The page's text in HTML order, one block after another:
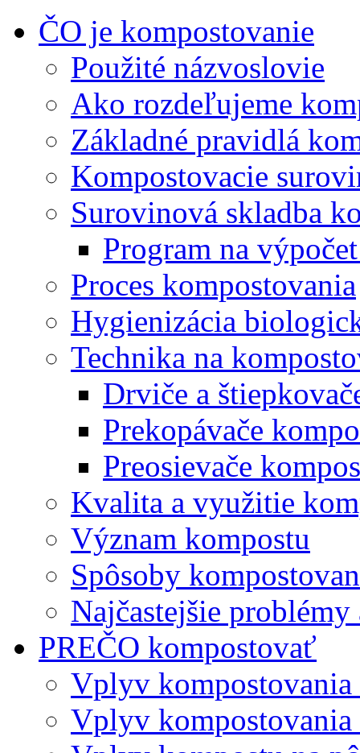
ČO je kompostovanie
Použité názvoslovie
Ako rozdeľujeme
Základné pravidlá
Kompostovacie
Surovinová skladba
Program na
Proces kompostovania
Hygienizácia
Technika na
Drviče a
Prekopávače
Preosievače
Kvalita a využitie
Význam kompostu
Spôsoby
Najčastejšie problémy
PREČO kompostovať
Vplyv kompostovania
Vplyv